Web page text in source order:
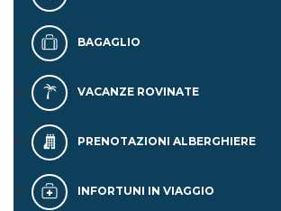
BAGAGLIO
VACANZE ROVINATE
PRENOTAZIONI ALBERGHIERE
INFORTUNI IN VIAGGIO